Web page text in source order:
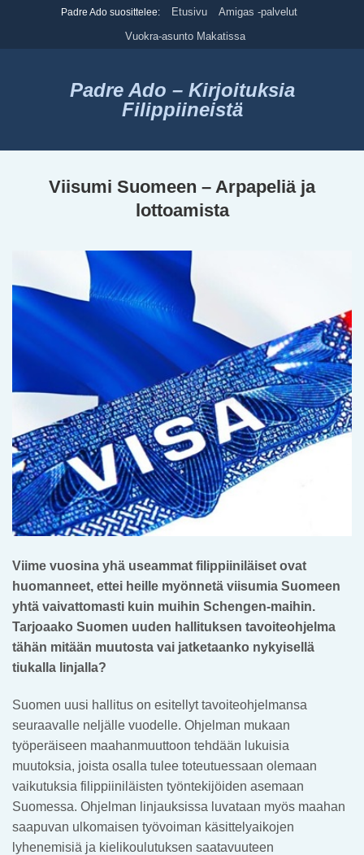
Padre Ado suosittelee: Etusivu
Amigas -palvelut
Vuokra-asunto Makatissa
Padre Ado – Kirjoituksia
Filippiineistä
Viisumi Suomeen – Arpapeliä ja
lottoamista
Viime vuosina yhä useammat filippiiniläiset ovat
huomanneet, ettei heille myönnetä viisumia Suomeen
yhtä vaivattomasti kuin muihin Schengen-maihin.
Tarjoaako Suomen uuden hallituksen tavoiteohjelma
tähän mitään muutosta vai jatketaanko nykyisellä
tiukalla linjalla?
Suomen uusi hallitus on esitellyt tavoiteohjelmansa
seuraavalle neljälle vuodelle. Ohjelman mukaan
työperäiseen maahanmuuttoon tehdään lukuisia
muutoksia, joista osalla tulee toteutuessaan olemaan
vaikutuksia filippiiniläisten työntekijöiden asemaan
Suomessa. Ohjelman linjauksissa luvataan myös maahan
saapuvan ulkomaisen työvoiman käsittelyaikojen
lyhenemisiä ja kielikoulutuksen saatavuuteen